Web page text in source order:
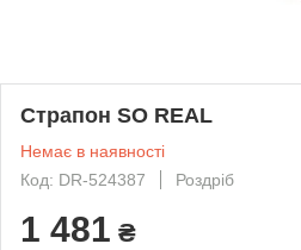
Страпон SO REAL
Немає в наявності
Код: DR-524387
Роздріб
1 481 ₴